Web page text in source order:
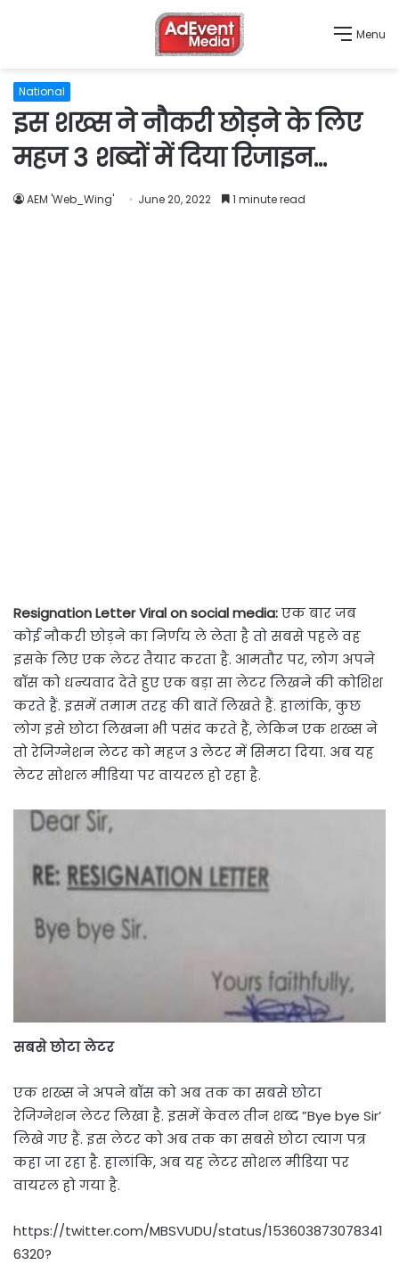
Menu
National
इस शख्स ने नौकरी छोड़ने के लिए
महज 3 शब्दों में दिया रिजाइन…
AEM 'Web_Wing' June 20, 2022 1 minute read
Resignation Letter Viral on social media:एक बार जब
कोई नौकरी छोड़ने का निर्णय ले लेता है तो सबसे पहले वह
इसके लिए एक लेटर तैयार करता है. आमतौर पर, लोग अपने
बॉस को धन्यवाद देते हुए एक बड़ा सा लेटर लिखने की कोशिश
करते हैं. इसमें तमाम तरह की बातें लिखते हैं. हालांकि, कुछ
लोग इसे छोटा लिखना भी पसंद करते हैं, लेकिन एक शख्स ने
तो रेजिग्नेशन लेटर को महज 3 लेटर में सिमटा दिया. अब यह
लेटर सोशल मीडिया पर वायरल हो रहा है.
सबसे छोटा लेटर
एक शख्स ने अपने बॉस को अब तक का सबसे छोटा
रेजिग्नेशन लेटर लिखा है. इसमें केवल तीन शब्द ”Bye bye Sir’
लिखे गए हैं. इस लेटर को अब तक का सबसे छोटा त्याग पत्र
कहा जा रहा है. हालांकि, अब यह लेटर सोशल मीडिया पर
वायरल हो गया है.
https://twitter.com/MBSVUDU/status/153603873078341
6320?